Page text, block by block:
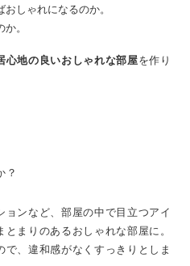
しゃれになるのか。
。
心地の良いおしゃれな部屋を作り
？
ンなど、部屋の中で目立つアイ
まりのあるおしゃれな部屋に。
、違和感がなくすっきりとしま